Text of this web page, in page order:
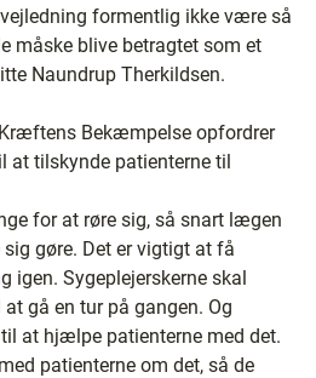
formentlig ikke være så
måske blive betragtet som et
Naundrup Therkildsen.
Bekæmpelse opfordrer
at tilskynde patienterne til
for at røre sig, så snart lægen
gøre. Det er vigtigt at få
igen. Sygeplejerskerne skal
gå en tur på gangen. Og
at hjælpe patienterne med det.
patienterne om det, så de